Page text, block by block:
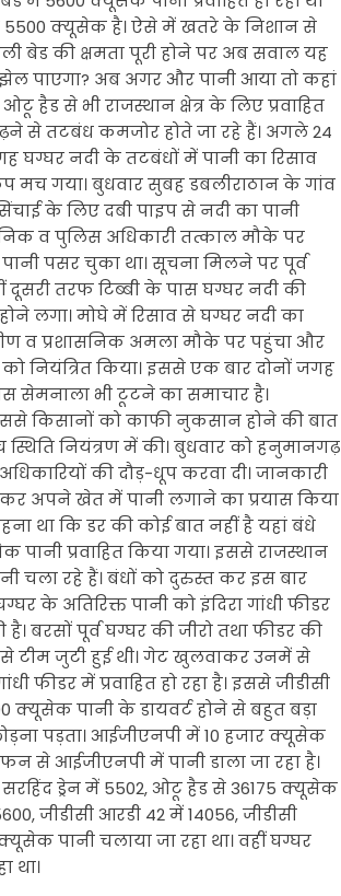
5500 क्यूसेक है। ऐसे में खतरे के निशान से
बेड की क्षमता पूरी होने पर अब सवाल यह
झेल पाएगा? अब अगर और पानी आया तो कहां
हैड से भी राजस्थान क्षेत्र के लिए प्रवाहित
से तटबंध कमजोर होते जा रहे हैं। अगले 24
नदी के तटबंधों में पानी का रिसाव
मच गया। बुधवार सुबह डबलीराठान के गांव
के लिए दबी पाइप से नदी का पानी
व पुलिस अधिकारी तत्काल मौके पर
पसर चुका था। सूचना मिलने पर पूर्व
दूसरी तरफ टिब्बी के पास घग्घर नदी की
लगा। मोघे में रिसाव से घग्घर नदी का
व प्रशासनिक अमला मौके पर पहुंचा और
नियंत्रित किया। इससे एक बार दोनों जगह
सेमनाला भी टूटने का समाचार है।
किसानों को काफी नुकसान होने की बात
स्थिति नियंत्रण में की। बुधवार को हनुमानगढ़
की दौड़-धूप करवा दी। जानकारी
अपने खेत में पानी लगाने का प्रयास किया
था कि डर की कोई बात नहीं है यहां बंधे
प्रवाहित किया गया। इससे राजस्थान
चला रहे हैं। बंधों को दुरुस्त कर इस बार
के अतिरिक्त पानी को इंदिरा गांधी फीडर
बरसों पूर्व घग्घर की जीरो तथा फीडर की
टीम जुटी हुई थी। गेट खुलवाकर उनमें से
फीडर में प्रवाहित हो रहा है। इससे जीडीसी
क्यूसेक पानी के डायवर्ट होने से बहुत बड़ा
पड़ता। आईजीएनपी में 10 हजार क्यूसेक
से आईजीएनपी में पानी डाला जा रहा है।
सरहिंद ड्रेन में 5502, ओटू हैड से 36175 क्यूसेक
जीडीसी आरडी 42 में 14056, जीडीसी
पानी चलाया जा रहा था। वहीं घग्घर
था।